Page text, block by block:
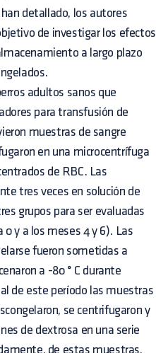
detallado, los autores
de investigar los efectos
a largo plazo
adultos sanos que
para transfusión de
muestras de sangre
en una microcentrífuga
de RBC. Las
tres veces en solución de
grupos para ser evaluadas
y a los meses 4 y 6). Las
fueron sometidas a
a -80 ° C durante
de este período las muestras
se centrifugaron y
de dextrosa en una serie
de estas muestras,